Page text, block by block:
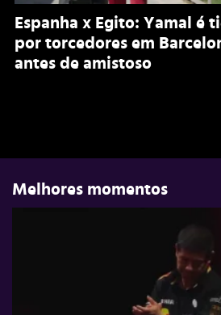
Espanha x Egito: Yamal é
por torcedores em
antes de amistoso
Melhores momentos